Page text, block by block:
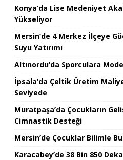
Konya’da Lise Medeniyet
Yükseliyor
Mersin’de 4 Merkez İlçeye
Suyu Yatırımı
Altınordu’da Sporculara
İpsala’da Çeltik Üretim
Seviyede
Muratpaşa’da Çocukların
Cimnastik Desteği
Mersin’de Çocuklar Bilimle
Karacabey’de 38 Bin 850